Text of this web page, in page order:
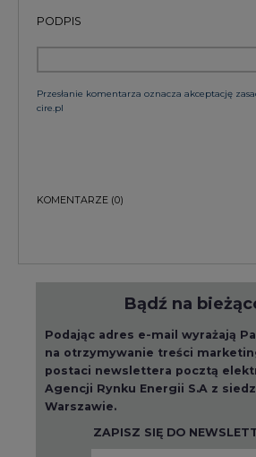
PODPIS
Przesłanie komentarza oznacza akceptację
cire.pl
KOMENTARZE (0)
Bądź na
Podając adres e-mail wyrażają
na otrzymywanie treści
postaci newslettera pocztą
Agencji Rynku Energii S.A z
Warszawie.
ZAPISZ SIĘ DO